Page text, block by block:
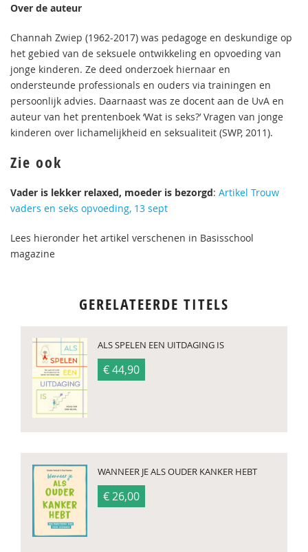
Over de auteur
Channah Zwiep (1962-2017) was pedagoge en deskundige op
het gebied van de seksuele ontwikkeling en opvoeding van
jonge kinderen. Ze deed onderzoek hiernaar en
ondersteunde professionals en ouders via trainingen en
persoonlijk advies. Daarnaast was ze docent aan de UvA en
auteur van het prentenboek ‘Wat is seks?’ Vragen van jonge
kinderen over lichamelijkheid en seksualiteit (SWP, 2011).
Zie ook
Vader is lekker relaxed, moeder is bezorgd: Artikel Trouw
vaders en seks opvoeding, 13 sept
Lees hieronder het artikel verschenen in Basisschool
magazine
GERELATEERDE TITELS
ALS SPELEN EEN UITDAGING IS
€ 44,90
WANNEER JE ALS OUDER KANKER HEBT
€ 26,00